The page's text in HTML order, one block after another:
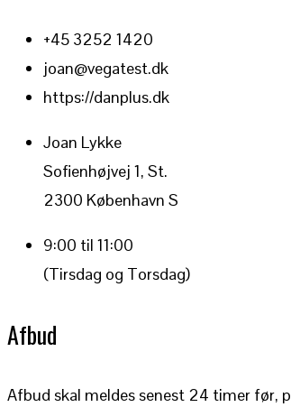
+45 3252 1420
joan@vegatest.dk
https://danplus.dk
Joan Lykke
Sofienhøjvej 1, St.
2300 København S
9:00 til 11:00
(Tirsdag og Torsdag)
Afbud
Afbud skal meldes senest 24 timer før,